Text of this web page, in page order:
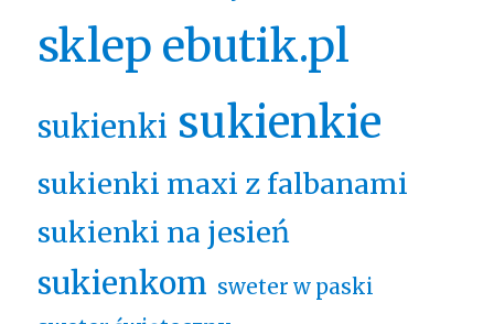
sklep ebutik.pl
sukienki sukienkie
sukienki maxi z falbanami
sukienki na jesień
sukienkom sweter w paski